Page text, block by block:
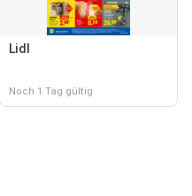
Lidl
Noch 1 Tag gültig